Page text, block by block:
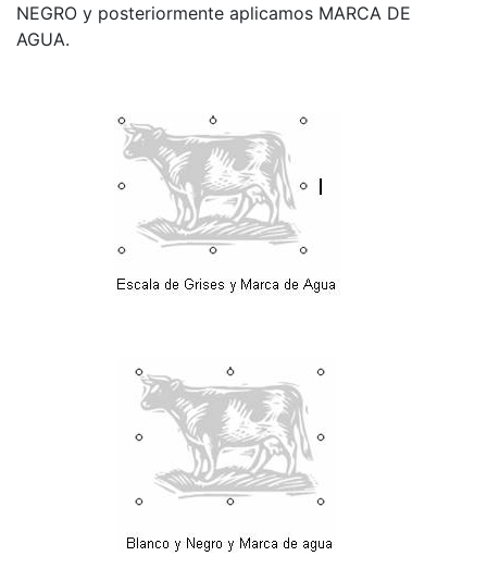
NEGRO y posteriormente aplicamos MARCA DE
AGUA.